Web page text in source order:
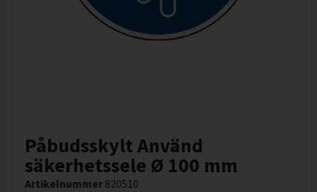
Påbudsskylt Använd
säkerhetssele Ø 100 mm
Artikelnummer 820510